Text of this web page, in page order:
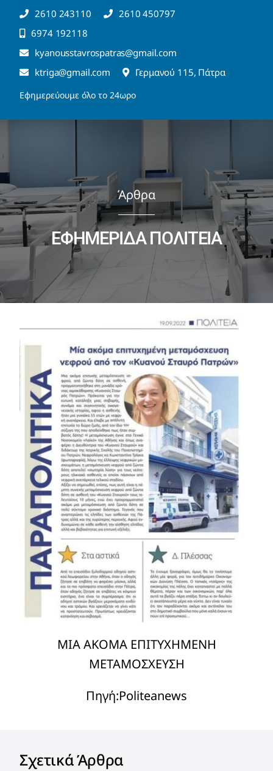
Μετάβαση
στο
περιεχόμενο
2610 243110
2610 450797
6974 192118
kyanousstavrospatras@gmail.com
ktriga@gmail.com
Γερμανού 115, Πάτρα
Εφημερεύουμε όλο το 24ωρο
Άρθρα
ΕΦΗΜΕΡΙΔΑ ΠΟΛΙΤΕΙΑ
ΜΙΑ ΑΚΟΜΑ ΕΠΙΤΥΧΗΜΕΝΗ
ΜΕΤΑΜΟΣΧΕΥΣΗ
Πηγή:Politeanews
Σχετικά Άρθρα